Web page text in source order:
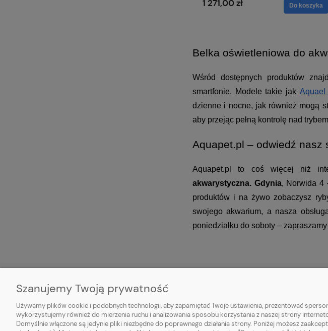
1 271,00 zł Do koszyka
Belka oświetleniowa do
Wśród dostępnych produktów
smartfonie. Modele takie jak
dzienne i nocne, jak również mogą
aby przejąc pełną kontrolę nad
Aquapet.pl – odwiedź nasz
Aquapet.pl to coś więcej niż
akwarystyczna. Gdynia, Norwida 4
produktów i na żywo zobaczysz
swojego akwarium, a nasza
poniedziałku do soboty –
O NAS
Kontakt
OBSŁUGA KLIENTA
Metody płatności
Szanujemy Twoją prywatność
Używamy plików cookie i podobnych technologii, aby zapamiętać Twoje ustawienia, prezentować
wykorzystujemy również do mierzenia ruchu i analizowania sposobu korzystania z naszej strony
Domyślnie włączone są jedynie pliki niezbędne do poprawnego działania strony. Poniżej możesz